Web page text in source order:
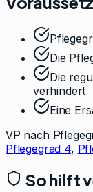
Die
Die
verhindert
Eine
VP nach
Pflegegrad 4,
So hilft